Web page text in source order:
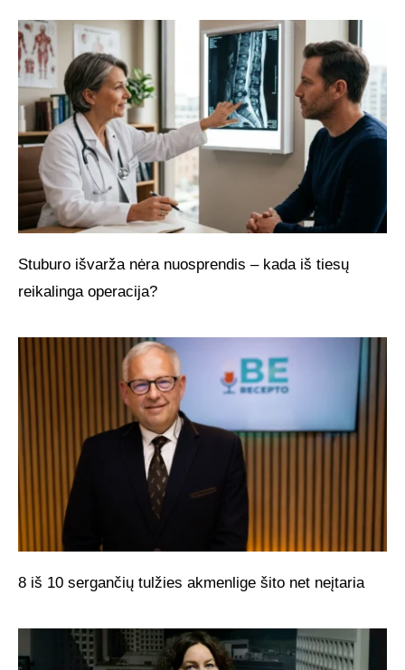
Stuburo išvarža nėra nuosprendis – kada iš tiesų
reikalinga operacija?
8 iš 10 sergančių tulžies akmenlige šito net neįtaria